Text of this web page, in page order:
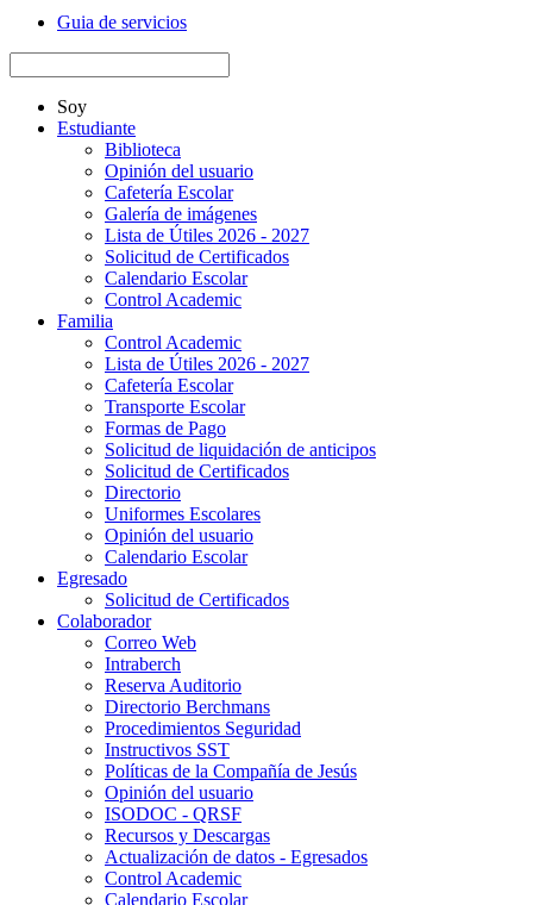
Guia de servicios
Soy
Estudiante
Biblioteca
Opinión del usuario
Cafetería Escolar
Galería de imágenes
Lista de Útiles 2026 - 2027
Solicitud de Certificados
Calendario Escolar
Control Academic
Familia
Control Academic
Lista de Útiles 2026 - 2027
Cafetería Escolar
Transporte Escolar
Formas de Pago
Solicitud de liquidación de anticipos
Solicitud de Certificados
Directorio
Uniformes Escolares
Opinión del usuario
Calendario Escolar
Egresado
Solicitud de Certificados
Colaborador
Correo Web
Intraberch
Reserva Auditorio
Directorio Berchmans
Procedimientos Seguridad
Instructivos SST
Políticas de la Compañía de Jesús
Opinión del usuario
ISODOC - QRSF
Recursos y Descargas
Actualización de datos - Egresados
Control Academic
Calendario Escolar